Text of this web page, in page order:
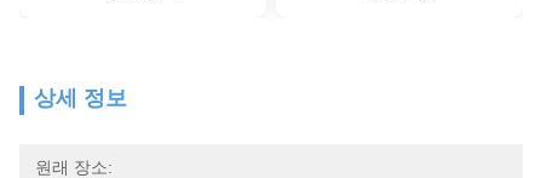
상세 정보
원래 장소: